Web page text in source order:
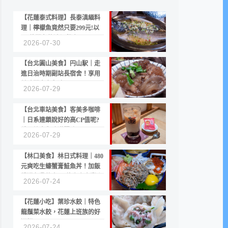
【花蓮泰式料理】長泰滇緬料
理｜檸檬魚竟然只要299元!以
2026-07-30
【台北圓山美食】円山駅｜走
進日治時期副站長宿舍！享用
2026-07-29
【台北車站美食】客美多咖啡
｜日系連鎖說好的高CP值呢?
2026-07-29
【林口美食】林日式料理｜480
元爽吃生蠔蟹膏鮭魚丼！加飯
2026-07-24
【花蓮小吃】葉珍水餃｜特色
龍鬚菜水餃，花蓮上班族的好